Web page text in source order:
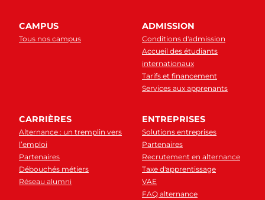
CAMPUS
Tous nos campus
ADMISSION
Conditions d'admission
Accueil des étudiants
internationaux
Tarifs et financement
Services aux apprenants
CARRIÈRES
Alternance : un tremplin vers
l’emploi
Partenaires
Débouchés métiers
Réseau alumni
ENTREPRISES
Solutions entreprises
Partenaires
Recrutement en alternance
Taxe d'apprentissage
VAE
FAQ alternance